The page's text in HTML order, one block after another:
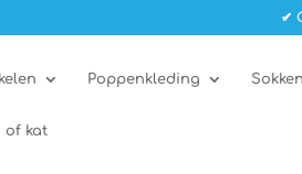
✔
Poppenkleding Sokken
of kat